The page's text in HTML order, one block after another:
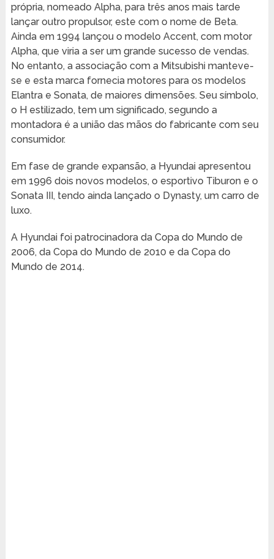
própria, nomeado Alpha, para três anos mais tarde
lançar outro propulsor, este com o nome de Beta.
Ainda em 1994 lançou o modelo Accent, com motor
Alpha, que viria a ser um grande sucesso de vendas.
No entanto, a associação com a Mitsubishi manteve-
se e esta marca fornecia motores para os modelos
Elantra e Sonata, de maiores dimensões. Seu símbolo,
o H estilizado, tem um significado, segundo a
montadora é a união das mãos do fabricante com seu
consumidor.
Em fase de grande expansão, a Hyundai apresentou
em 1996 dois novos modelos, o esportivo Tiburon e o
Sonata III, tendo ainda lançado o Dynasty, um carro de
luxo.
A Hyundai foi patrocinadora da Copa do Mundo de
2006, da Copa do Mundo de 2010 e da Copa do
Mundo de 2014.